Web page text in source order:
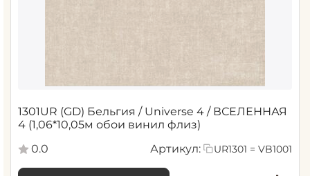
1301UR (GD) Бельгия / Universe 4 / ВСЕЛЕННАЯ
4 (1,06*10,05м обои винил флиз)
0.0
Артикул: UR1301 = VB1001